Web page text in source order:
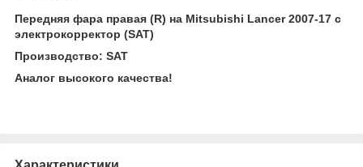
Передняя фара правая (R) на Mitsubishi Lancer 2007-17 с
электрокорректор (SAT)
Производство: SAT
Аналог высокого качества!